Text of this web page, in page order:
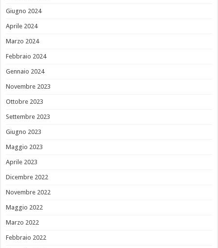
Giugno 2024
Aprile 2024
Marzo 2024
Febbraio 2024
Gennaio 2024
Novembre 2023
Ottobre 2023
Settembre 2023
Giugno 2023
Maggio 2023
Aprile 2023
Dicembre 2022
Novembre 2022
Maggio 2022
Marzo 2022
Febbraio 2022